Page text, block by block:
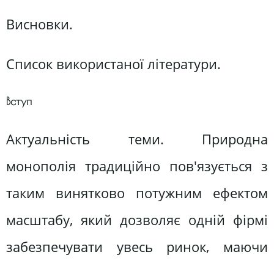
Висновки.
Список використаної літератури.
Вступ
Актуальність теми. Природна
монополія традиційно пов'язується з
таким винятково потужним ефектом
масштабу, який дозволяє одній фірмі
забезпечувати увесь ринок, маючи